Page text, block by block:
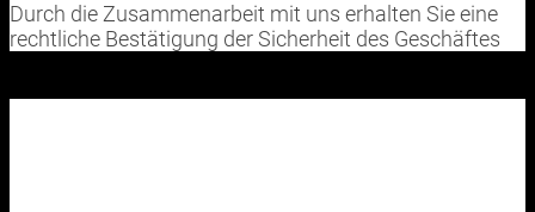
Durch die Zusammenarbeit mit uns erhalten Sie eine
rechtliche Bestätigung der Sicherheit des Geschäftes